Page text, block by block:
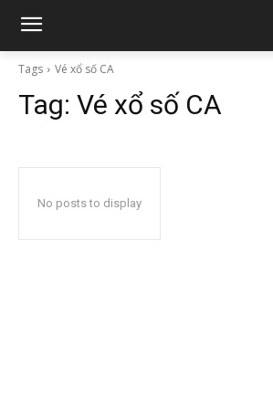
Tags Vé xổ số CA
Tag: Vé xổ số CA
No posts to display